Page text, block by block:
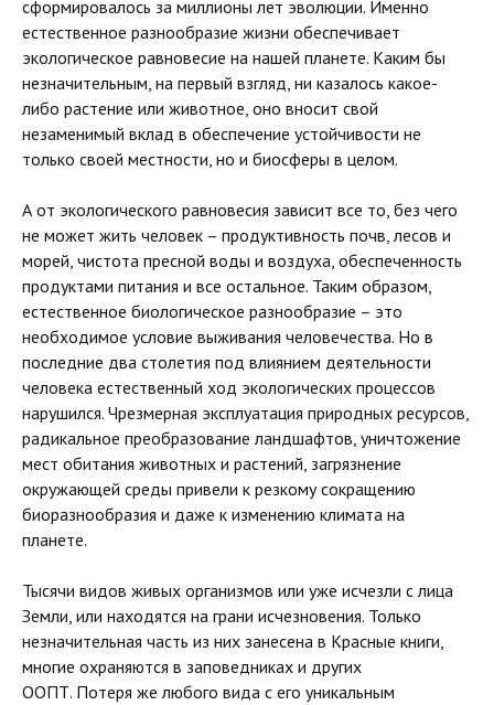
сформировалось за миллионы лет эволюции. Именно
естественное разнообразие жизни обеспечивает
экологическое равновесие на нашей планете. Каким бы
незначительным, на первый взгляд, ни казалось какое-
либо растение или животное, оно вносит свой
незаменимый вклад в обеспечение устойчивости не
только своей местности, но и биосферы в целом.
А от экологического равновесия зависит все то, без чего
не может жить человек – продуктивность почв, лесов и
морей, чистота пресной воды и воздуха, обеспеченность
продуктами питания и все остальное. Таким образом,
естественное биологическое разнообразие – это
необходимое условие выживания человечества. Но в
последние два столетия под влиянием деятельности
человека естественный ход экологических процессов
нарушился. Чрезмерная эксплуатация природных ресурсов,
радикальное преобразование ландшафтов, уничтожение
мест обитания животных и растений, загрязнение
окружающей среды привели к резкому сокращению
биоразнообразия и даже к изменению климата на
планете.
Тысячи видов живых организмов или уже исчезли с лица
Земли, или находятся на грани исчезновения. Только
незначительная часть из них занесена в Красные книги,
многие охраняются в заповедниках и других
ООПТ. Потеря же любого вида с его уникальным